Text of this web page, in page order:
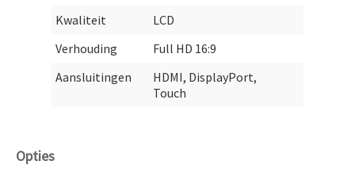
Kwaliteit
LCD
Verhouding
Full HD 16:9
Aansluitingen
HDMI, DisplayPort,
Touch
Opties